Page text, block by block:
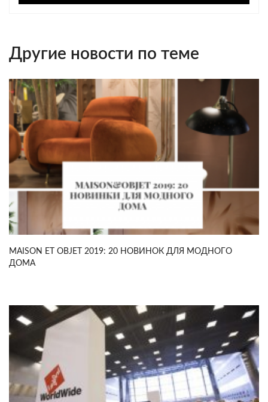
Другие новости по теме
MAISON ET OBJET 2019: 20 НОВИНОК ДЛЯ МОДНОГО
ДОМА